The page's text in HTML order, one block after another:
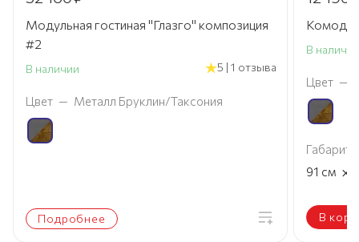
Модульная гостиная "Глазго" композиция
#2
В наличии 5 | 1 отзыва
Цвет — Металл Бруклин/Таксония
Подробнее
Комод 3
В наличии
Цвет —
Габариты
91 см ×
В